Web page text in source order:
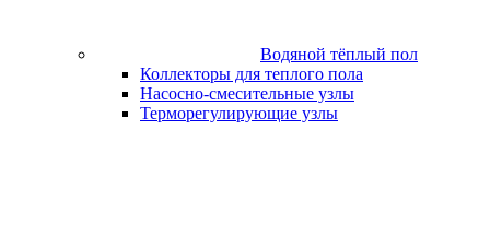
Водяной тёплый пол
Коллекторы для теплого пола
Насосно-смесительные узлы
Терморегулирующие узлы